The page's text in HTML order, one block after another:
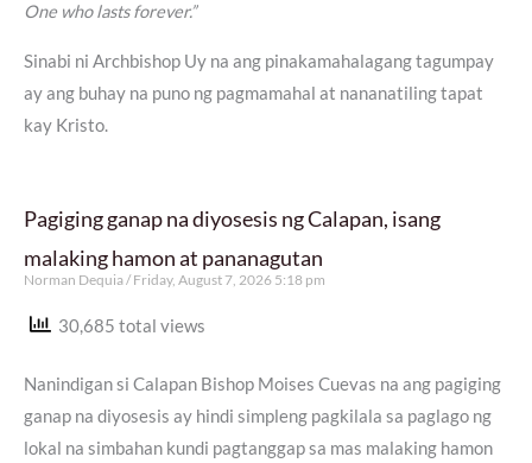
One who lasts forever.”
Sinabi ni Archbishop Uy na ang pinakamahalagang tagumpay
ay ang buhay na puno ng pagmamahal at nananatiling tapat
kay Kristo.
Pagiging ganap na diyosesis ng Calapan, isang
malaking hamon at pananagutan
Norman Dequia Friday, August 7, 2026 5:18 pm
30,685 total views
Nanindigan si Calapan Bishop Moises Cuevas na ang pagiging
ganap na diyosesis ay hindi simpleng pagkilala sa paglago ng
lokal na simbahan kundi pagtanggap sa mas malaking hamon